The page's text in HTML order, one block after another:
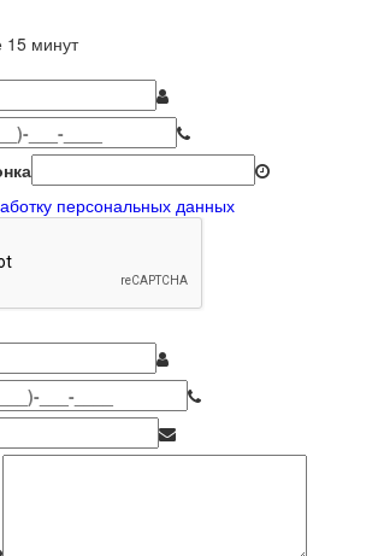
15 минут
персональных данных